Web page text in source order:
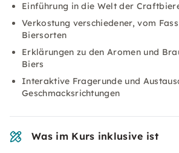
Einführung in die Welt der
Verkostung verschiedener, vom
Biersorten
Erklärungen zu den Aromen und
Biers
Interaktive Fragerunde und
Geschmacksrichtungen
Was im Kurs inklusive ist